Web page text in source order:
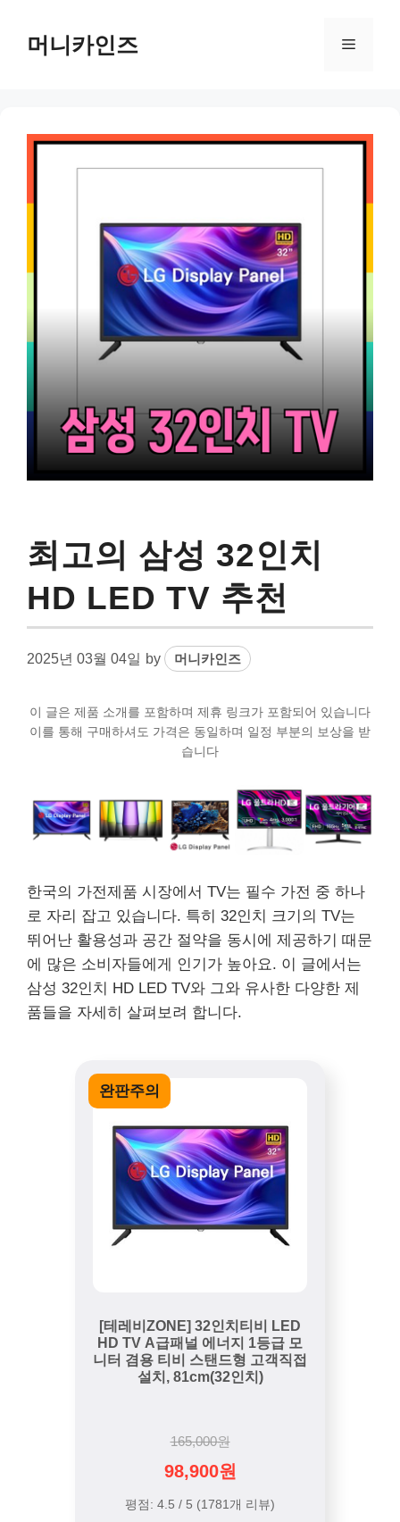
content머니카인즈 Menu
최고의 삼성 32인치
HD LED TV 추천
2025년 03월 04일 by 머니카인즈
이 글은 제품 소개를 포함하며 제휴 링크가 포함되어 있습니다
이를 통해 구매하셔도 가격은 동일하며 일정 부분의 보상을 받
습니다
한국의 가전제품 시장에서 TV는 필수 가전 중 하나
로 자리 잡고 있습니다. 특히 32인치 크기의 TV는
뛰어난 활용성과 공간 절약을 동시에 제공하기 때문
에 많은 소비자들에게 인기가 높아요. 이 글에서는
삼성 32인치 HD LED TV와 그와 유사한 다양한 제
품들을 자세히 살펴보려 합니다.
완판주의
[테레비ZONE] 32인치티비 LED
HD TV A급패널 에너지 1등급 모
니터 겸용 티비 스탠드형 고객직접
설치, 81cm(32인치)
165,000원
98,900원
평점: 4.5 / 5 (1781개 리뷰)